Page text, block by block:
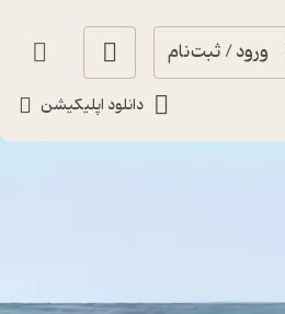
ورود / ثبت‌نام
دانلود اپلیکیشن